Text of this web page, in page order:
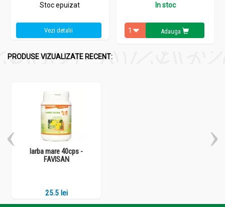
Stoc epuizat
Vezi detalii
In stoc
Adauga
PRODUSE VIZUALIZATE RECENT:
Iarba mare 40cps -
FAVISAN
25.5 lei